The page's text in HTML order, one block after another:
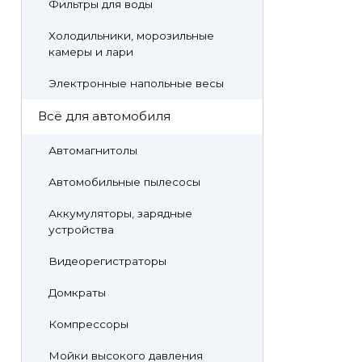
Фильтры для воды
Холодильники, морозильные
камеры и лари
Электронные напольные весы
Всё для автомобиля
Автомагнитолы
Автомобильные пылесосы
Аккумуляторы, зарядные
устройства
Видеорегистраторы
Домкраты
Компрессоры
Мойки высокого давления